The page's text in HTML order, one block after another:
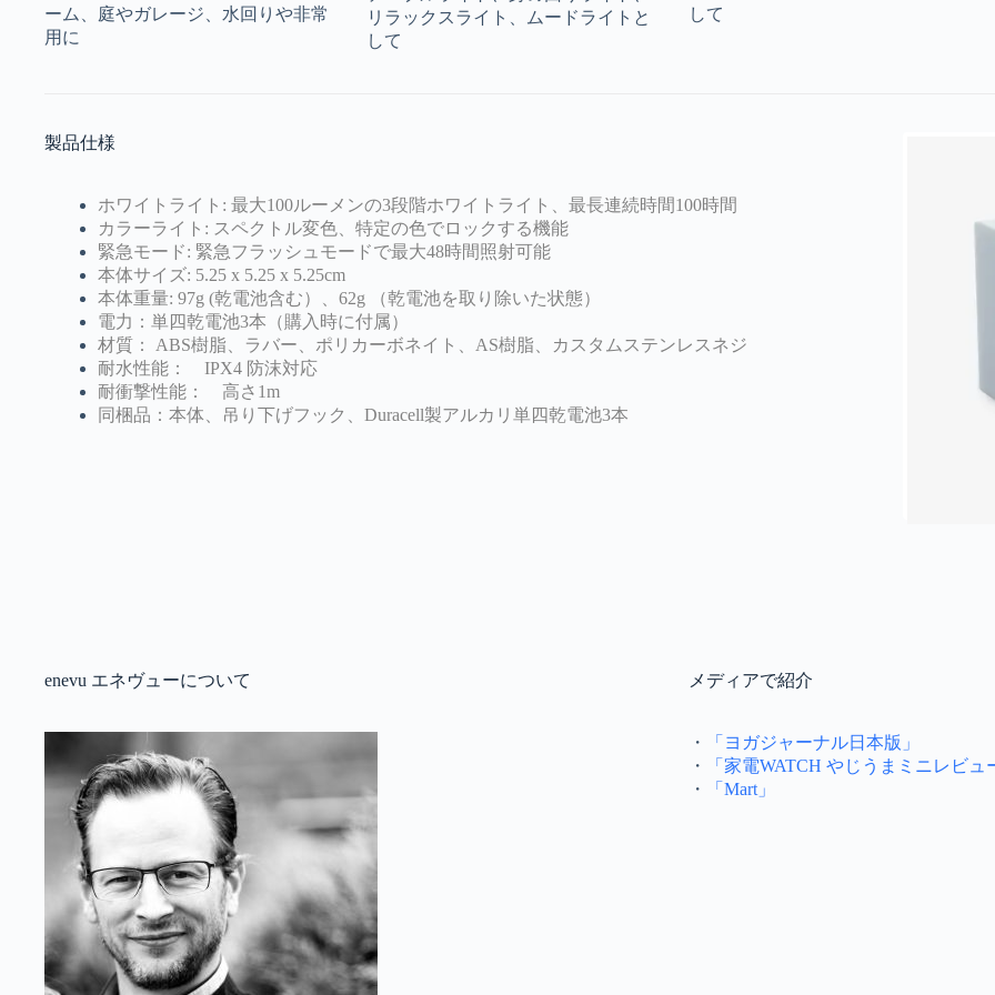
ーム、庭やガレージ、水回りや非常
用に
リラックスライト、ムードライトと
して
して
製品仕様
ホワイトライト: 最大100ルーメンの3段階ホワイトライト、最長連続時間100時間
カラーライト: スペクトル変色、特定の色でロックする機能
緊急モード: 緊急フラッシュモードで最大48時間照射可能
本体サイズ: 5.25 x 5.25 x 5.25cm
本体重量: 97g (乾電池含む）、62g （乾電池を取り除いた状態）
電力：単四乾電池3本（購入時に付属）
材質： ABS樹脂、ラバー、ポリカーボネイト、AS樹脂、カスタムステンレスネジ
耐水性能： IPX4 防沫対応
耐衝撃性能： 高さ1m
同梱品：本体、吊り下げフック、Duracell製アルカリ単四乾電池3本
enevu エネヴューについて メディアで紹介
・
「ヨガジャーナル日本版」
・
「家電WATCH やじうまミニレビュ
・
「Mart」